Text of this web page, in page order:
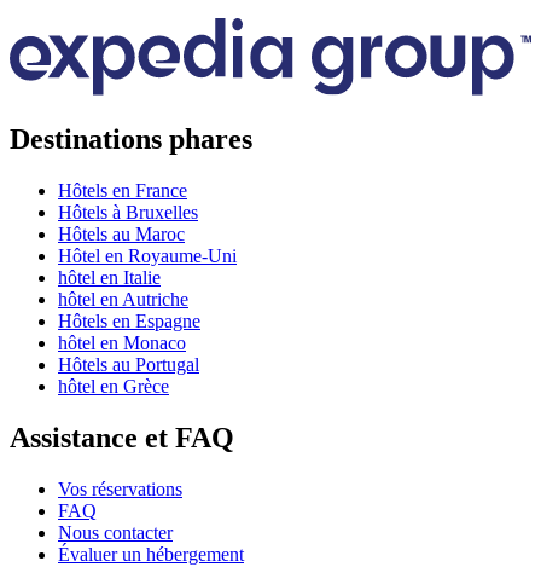
Destinations phares
Hôtels en France
Hôtels à Bruxelles
Hôtels au Maroc
Hôtel en Royaume-Uni
hôtel en Italie
hôtel en Autriche
Hôtels en Espagne
hôtel en Monaco
Hôtels au Portugal
hôtel en Grèce
Assistance et FAQ
Vos réservations
FAQ
Nous contacter
Évaluer un hébergement